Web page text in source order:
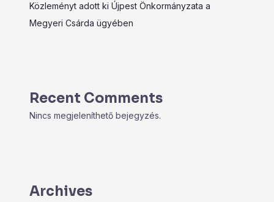
Közleményt adott ki Újpest Önkormányzata a
Megyeri Csárda ügyében
Recent Comments
Nincs megjeleníthető bejegyzés.
Archives